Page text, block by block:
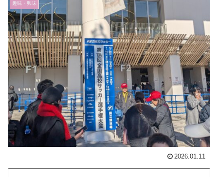
趣味・興味
2026.01.11